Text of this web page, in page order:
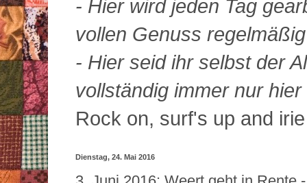
- Hier wird jeden Tag
vollen Genuss
- Hier seid ihr selbst der
vollständig immer nur
Rock on, surf's up and
Dienstag, 24. Mai 2016